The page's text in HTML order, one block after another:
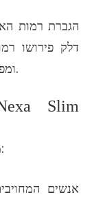
הגברת רמות
דלק פירושו
ומפחיתות את הסבירות להתרסקות אנרגיה.
Nexa Slim Ketosis מתאים במיוחד ל:
אנשים